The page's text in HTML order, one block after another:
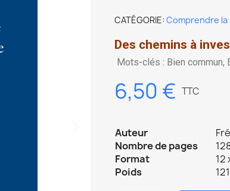
CATÉGORIE Comprendre
Des chemins à
Mots-clés : Bien commun,
6,50 € TTC
Auteur
Nombre de pages
Format
12
Poids